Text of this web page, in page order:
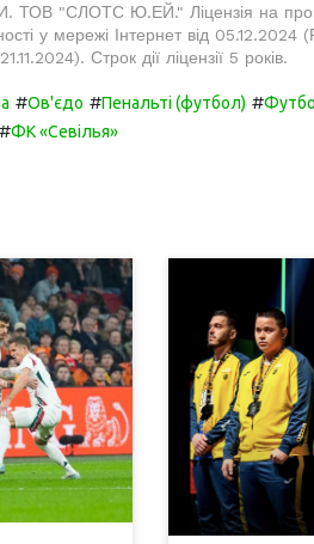
"СЛОТС Ю.ЕЙ." Ліцензія на
у мережі Інтернет від 05.12.2024
Строк дії ліцензії 5 років.
#Ов'єдо #Пенальті (футбол) #
#ФК «Севілья»